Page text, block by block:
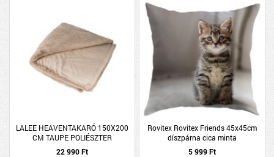
LALEE HEAVENTAKARÓ 150X200
CM TAUPE POLIÉSZTER
22 990 Ft
Rovitex Rovitex Friends 45x45cm
díszpárna cica minta
5 999 Ft